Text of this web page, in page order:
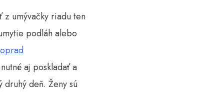
umývačky riadu ten
podláh alebo
aj poskladať a
deň. Ženy sú